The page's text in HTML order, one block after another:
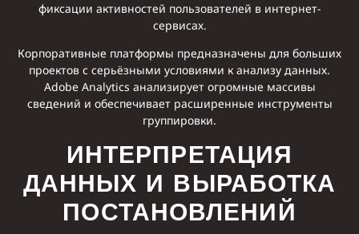
фиксации активностей пользователей в интернет-
сервисах.
Корпоративные платформы предназначены для больших
проектов с серьёзными условиями к анализу данных.
Adobe Analytics анализирует огромные массивы
сведений и обеспечивает расширенные инструменты
группировки.
ИНТЕРПРЕТАЦИЯ
ДАННЫХ И ВЫРАБОТКА
ПОСТАНОВЛЕНИЙ